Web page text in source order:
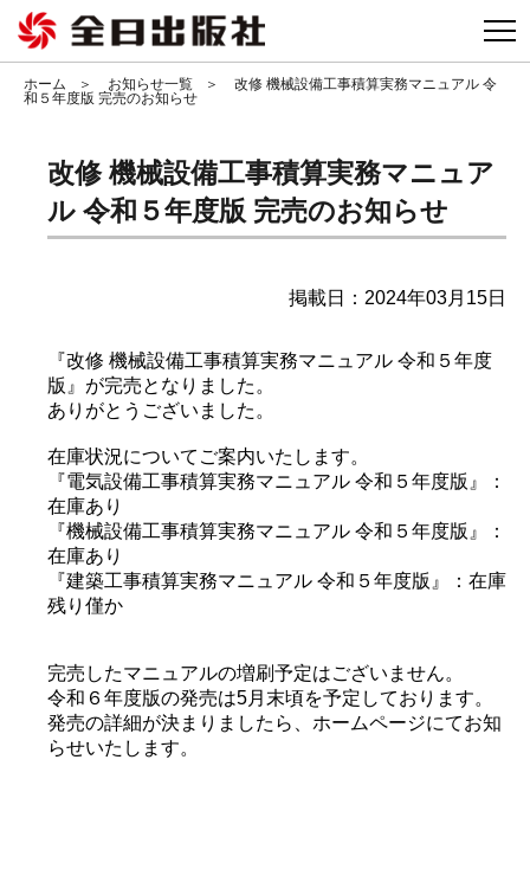
ホーム お知らせ一覧
改修 機械設備工事積算実務マニュアル 令
和５年度版 完売のお知らせ
改修 機械設備工事積算実務マニュア
ル 令和５年度版 完売のお知らせ
掲載日：2024年03月15日
『改修 機械設備工事積算実務マニュアル 令和５年度
版』が完売となりました。
ありがとうございました。
在庫状況についてご案内いたします。
『電気設備工事積算実務マニュアル 令和５年度版』：
在庫あり
『機械設備工事積算実務マニュアル 令和５年度版』：
在庫あり
『建築工事積算実務マニュアル 令和５年度版』：在庫
残り僅か
完売したマニュアルの増刷予定はございません。
令和６年度版の発売は5月末頃を予定しております。
発売の詳細が決まりましたら、ホームページにてお知
らせいたします。